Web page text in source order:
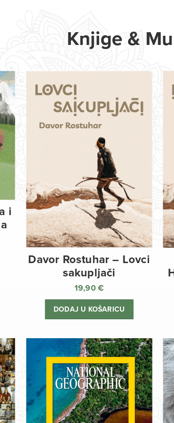
Knjige &
i
Davor Rostuhar – Lovci
sakupljači
19,90€
DODAJ U KOŠARICU